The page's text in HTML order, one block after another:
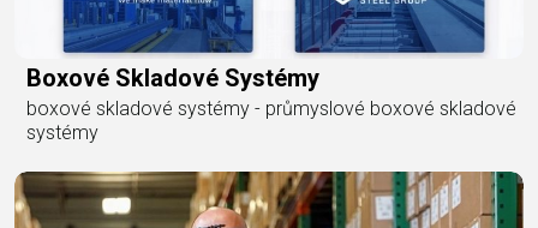
Boxové Skladové Systémy
boxové skladové systémy - průmyslové boxové skladové
systémy